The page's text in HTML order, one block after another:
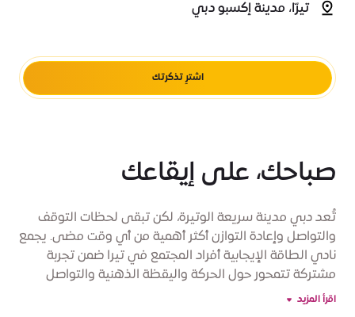
تيرّا، مدينة إكسبو دبي
اشترِ تذكرتك
صباحك، على إيقاعك
تُعد دبي مدينة سريعة الوتيرة، لكن تبقى لحظات التوقف
والتواصل وإعادة التوازن أكثر أهمية من أي وقت مضى. يجمع
نادي الطاقة الإيجابية أفراد المجتمع في تيرا ضمن تجربة
مشتركة تتمحور حول الحركة واليقظة الذهنية والتواصل
اقرأ المزيد